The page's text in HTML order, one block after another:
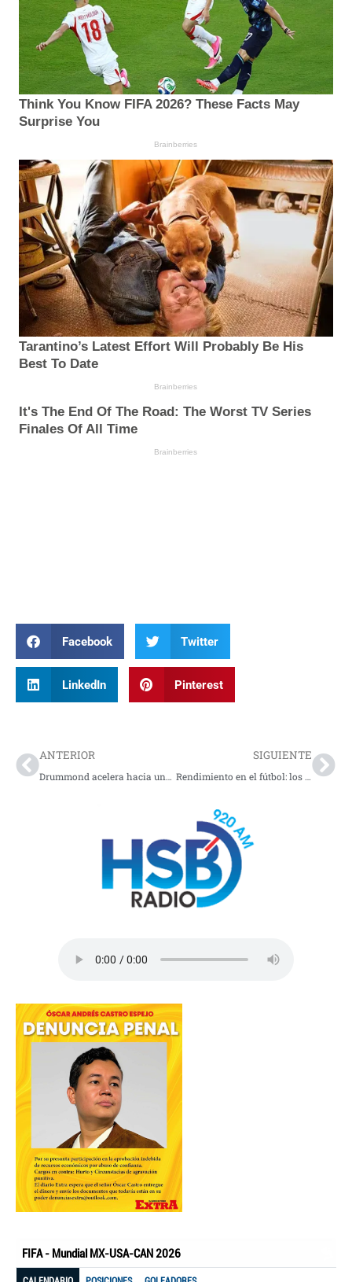
Facebook Twitter
LinkedIn Pinterest
ANTERIOR
Drummond acelera hacia una operación mas sostenible y baja en carbono
SIGUIENTE
Rendimiento en el fútbol: los suplementosque forman parte de la estrategia de los jugadores